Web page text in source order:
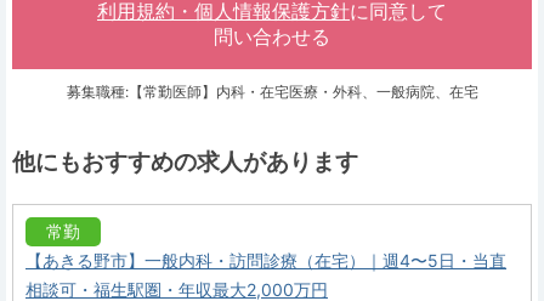
利用規約・個人情報保護方針に同意して
問い合わせる
募集職種:【常勤医師】内科・在宅医療・外科、一般病院、在宅
他にもおすすめの求人があります
常勤
【あきる野市】一般内科・訪問診療（在宅）｜週4〜5日・当直
相談可・福生駅圏・年収最大2,000万円